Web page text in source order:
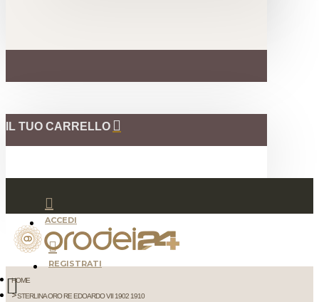
IL TUO CARRELLO
ACCEDI
REGISTRATI
HOME
STERLINA ORO RE EDOARDO VII 1902 1910